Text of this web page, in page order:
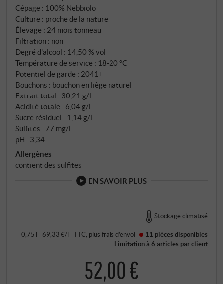
moyenne, afin de faire ressortir le terroir dans le
verre de manière authentique. Le millésime 2021 a
offert un équilibre parfait entre un fruit mûr et une
acidité fraîche.
Cépage : 100% Nebbiolo
Culture : proche de la nature
Élevage : 24 mois tonneau
Filtration : non
Degré d'alcool : 14,50 % vol
Température de service : 18‑20 °C
Potentiel de garde : 2041+
Bouchons : bouchon en liège naturel
Extrait total : 30,21 g/l
Acidité totale : 6,04 g/l
Sucre résiduel : 1,14 g/l
Sulfites : 77 mg/l
pH : 3,34
Allergènes
contient des sulfites
EN SAVOIR PLUS
Stockage climatisé
0,75 l · 69,33 €/l ·TTC , plusfrais d’envoi 11 pièces disponibles
Limitation à 6 articles par client
52,00 €